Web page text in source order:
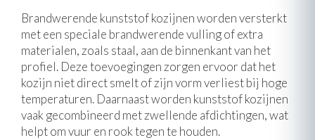
Brandwerende kunststof kozijnen worden versterkt
met een speciale brandwerende vulling of extra
materialen, zoals staal, aan de binnenkant van het
profiel. Deze toevoegingen zorgen ervoor dat het
kozijn niet direct smelt of zijn vorm verliest bij hoge
temperaturen. Daarnaast worden kunststof kozijnen
vaak gecombineerd met zwellende afdichtingen, wat
helpt om vuur en rook tegen te houden.